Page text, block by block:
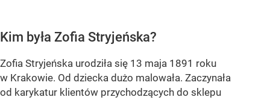
Kim była Zofia Stryjeńska?
Zofia Stryjeńska urodziła się 13 maja 1891 roku
w Krakowie. Od dziecka dużo malowała. Zaczynała
od karykatur klientów przychodzących do sklepu